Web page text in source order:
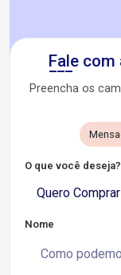
Fale
Preencha os
O que você deseja?
Quero Comprar
Nome